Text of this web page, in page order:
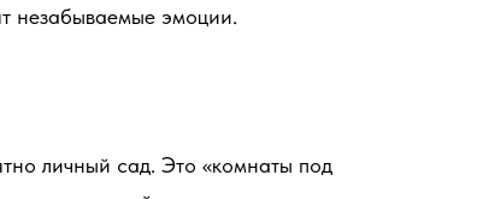
незабываемые эмоции.
личный сад. Это «комнаты под